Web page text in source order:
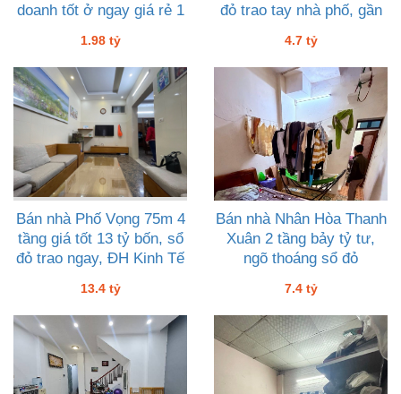
doanh tốt ở ngay giá rẻ 1
1.98 tỷ
đỏ trao tay nhà phố, gần
4.7 tỷ
Bán nhà Phố Vọng 75m 4
tầng giá tốt 13 tỷ bốn, sổ
đỏ trao ngay, ĐH Kinh Tế
13.4 tỷ
Bán nhà Nhân Hòa Thanh
Xuân 2 tầng bảy tỷ tư,
ngõ thoáng sổ đỏ
7.4 tỷ